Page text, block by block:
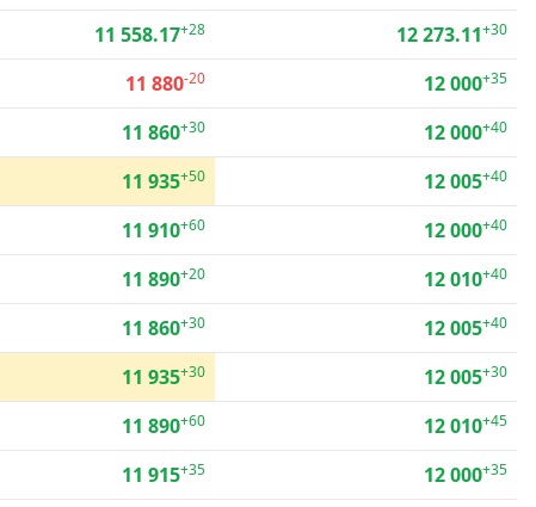
11 558.17+28 12 273.11+30
11 880-20 12 000+35
11 860+30 12 000+40
11 935+50 12 005+40
11 910+60 12 000+40
11 890+20 12 010+40
11 860+30 12 005+40
11 935+30 12 005+30
11 890+60 12 010+45
11 915+35 12 000+35